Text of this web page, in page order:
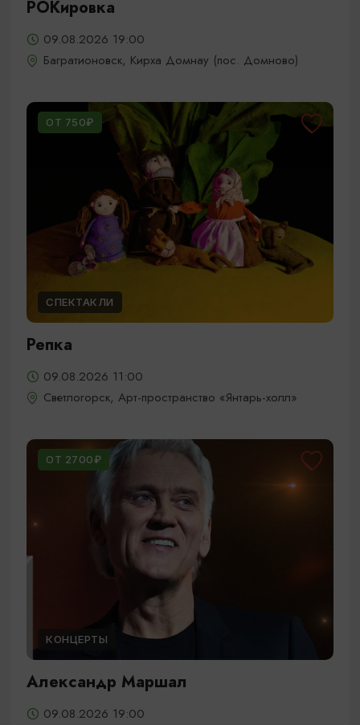
РОКировка
09.08.2026 19:00
Багратионовск, Кирха Домнау (пос. Домново)
ОТ 750₽
СПЕКТАКЛИ
Репка
09.08.2026 11:00
Светлогорск, Арт-пространство «Янтарь-холл»
ОТ 2700₽
КОНЦЕРТЫ
Александр Маршал
09.08.2026 19:00